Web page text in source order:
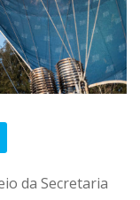
da Secretaria